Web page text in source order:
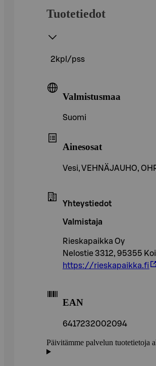
Tuotetiedot
2kpl/pss
Valmistusmaa
Suomi
Ainesosat
Vesi, VEHNÄJAUHO,
Yhteystiedot
Valmistaja
Rieskapaikka Oy
Nelostie 3312, 95355
https://rieskapaikka.fi
EAN
6417232002094
Päivitämme palvelun tuotetietoja